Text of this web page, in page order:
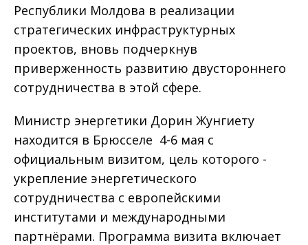
Республики Молдова в реализации
стратегических инфраструктурных
проектов, вновь подчеркнув
приверженность развитию двустороннего
сотрудничества в этой сфере.
Министр энергетики Дорин Жунгиету
находится в Брюсселе 4-6 мая с
официальным визитом, цель которого -
укрепление энергетического
сотрудничества с европейскими
институтами и международными
партнёрами. Программа визита включает